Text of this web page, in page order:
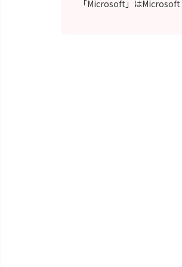
「Microsoft」は